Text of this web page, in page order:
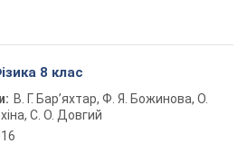
8 клас
В. Г. Бар’яхтар, Ф. Я. Божинова, О.
С. О. Довгий